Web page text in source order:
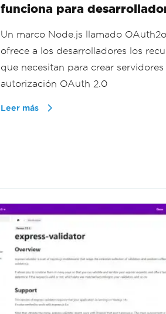
funciona para
Un marco Node.js llamado
ofrece a los desarrolladores los
que necesitan para crear servidores
autorización OAuth 2.0
Leer más